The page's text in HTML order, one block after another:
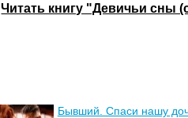
Читать книгу "Девичьи сны
Бывший. Спаси нашу